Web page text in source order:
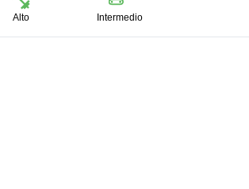
Alto Intermedio